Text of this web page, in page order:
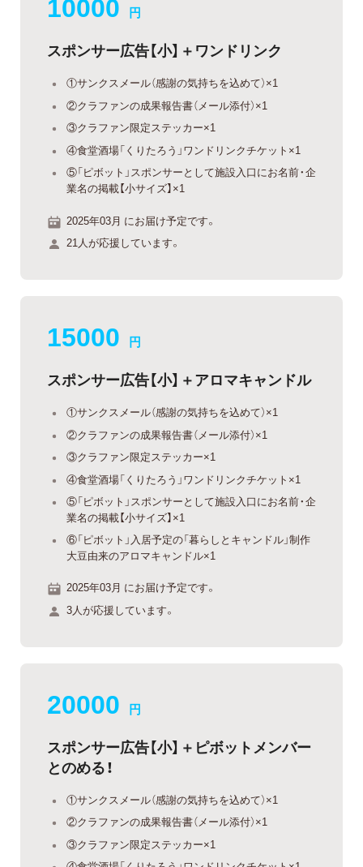
円
スポンサー広告【小】＋ワンドリンク
①サンクスメール（感謝の気持ちを込めて）×1
②クラファンの成果報告書（メール添付）×1
③クラファン限定ステッカー×1
④食堂酒場「くりたろう」ワンドリンクチケット×1
⑤「ピボット」スポンサーとして施設入口にお名前・企
業名の掲載【小サイズ】×1
2025年03月 にお届け予定です。
21人が応援しています。
15000 円
スポンサー広告【小】＋アロマキャンドル
①サンクスメール（感謝の気持ちを込めて）×1
②クラファンの成果報告書（メール添付）×1
③クラファン限定ステッカー×1
④食堂酒場「くりたろう」ワンドリンクチケット×1
⑤「ピボット」スポンサーとして施設入口にお名前・企
業名の掲載【小サイズ】×1
⑥「ピボット」入居予定の「暮らしとキャンドル」制作
大豆由来のアロマキャンドル×1
2025年03月 にお届け予定です。
3人が応援しています。
20000 円
スポンサー広告【小】＋ピボットメンバー
とのめる！
①サンクスメール（感謝の気持ちを込めて）×1
②クラファンの成果報告書（メール添付）×1
③クラファン限定ステッカー×1